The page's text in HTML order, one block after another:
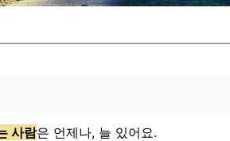
사람은 언제나, 늘 있어요.